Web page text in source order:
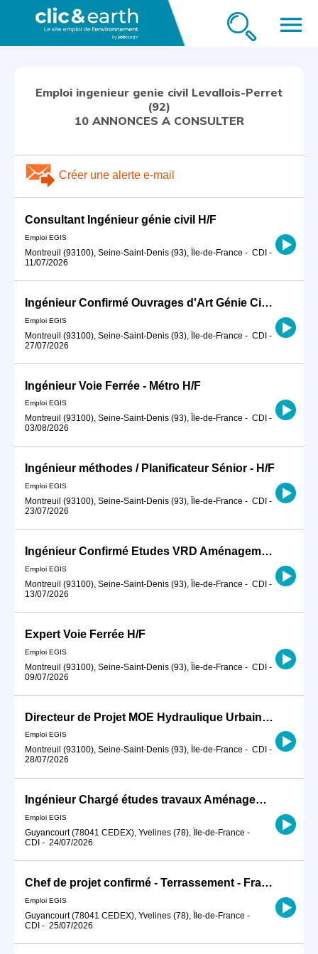
menu
Emploi ingenieur genie civil Levallois-Perret
(92)
10 ANNONCES A CONSULTER
Créer une alerte e-mail
Consultant Ingénieur génie civil H/F
Emploi EGIS
Montreuil (93100), Seine-Saint-Denis (93), Île-de-France - CDI -
11/07/2026
Ingénieur Confirmé Ouvrages d'Art Génie Civil Urbain
Emploi EGIS
Montreuil (93100), Seine-Saint-Denis (93), Île-de-France - CDI -
27/07/2026
Ingénieur Voie Ferrée - Métro H/F
Emploi EGIS
Montreuil (93100), Seine-Saint-Denis (93), Île-de-France - CDI -
03/08/2026
Ingénieur méthodes / Planificateur Sénior - H/F
Emploi EGIS
Montreuil (93100), Seine-Saint-Denis (93), Île-de-France - CDI -
23/07/2026
Ingénieur Confirmé Etudes VRD Aménagement urbain - Infrastructure de transport urbain Tram BHNS
Emploi EGIS
Montreuil (93100), Seine-Saint-Denis (93), Île-de-France - CDI -
13/07/2026
Expert Voie Ferrée H/F
Emploi EGIS
Montreuil (93100), Seine-Saint-Denis (93), Île-de-France - CDI -
09/07/2026
Directeur de Projet MOE Hydraulique Urbaine, Assainissement et Eau Potable H/F
Emploi EGIS
Montreuil (93100), Seine-Saint-Denis (93), Île-de-France - CDI -
28/07/2026
Ingénieur Chargé études travaux Aménagements urbains VRD infrastructures Transports surface ( Tram- BHNS- Metro) H/F
Emploi EGIS
Guyancourt (78041 CEDEX), Yvelines (78), Île-de-France -
CDI - 24/07/2026
Chef de projet confirmé - Terrassement - France Nord H/F
Emploi EGIS
Guyancourt (78041 CEDEX), Yvelines (78), Île-de-France -
CDI - 25/07/2026